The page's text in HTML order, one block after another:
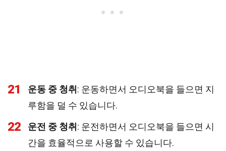
21 운동 중 청취 : 운동하면서 오디오북을 들으면 지
루함을 덜 수 있습니다.
22 운전 중 청취 : 운전하면서 오디오북을 들으면 시
간을 효율적으로 사용할 수 있습니다.